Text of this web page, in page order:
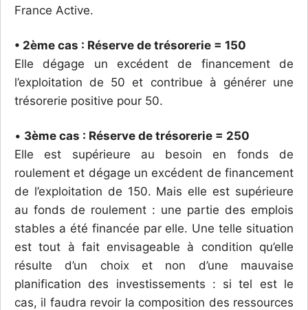
France Active.
• 2ème cas : Réserve de trésorerie = 150
Elle dégage un excédent de financement de
l’exploitation de 50 et contribue à générer une
trésorerie positive pour 50.
• 3ème cas : Réserve de trésorerie = 250
Elle est supérieure au besoin en fonds de
roulement et dégage un excédent de financement
de l’exploitation de 150. Mais elle est supérieure
au fonds de roulement : une partie des emplois
stables a été financée par elle. Une telle situation
est tout à fait envisageable à condition qu’elle
résulte d’un choix et non d’une mauvaise
planification des investissements : si tel est le
cas, il faudra revoir la composition des ressources